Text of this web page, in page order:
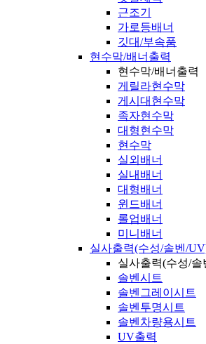
근조기
가로등배너
깃대/부속품
현수막/배너출력
현수막/배너출력
게릴라현수막
게시대현수막
족자현수막
대형현수막
현수막
실외배너
실내배너
대형배너
윈드배너
롤업배너
미니배너
실사출력(수성/솔벤/
실사출력(수성/솔
솔벤시트
솔벤그레이시트
솔벤투명시트
솔벤차량용시트
UV출력